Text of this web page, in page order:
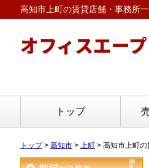
高知市上町の賃貸店舗・事務所
オフィスエー
トップ
トップ> 高知市 > 上町 > 高知市上町